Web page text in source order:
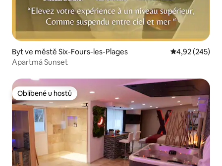
Byt ve městě Six-Fours-les-Plages Průměrné
4,92 (245)
Apartmá Sunset
Oblíbené u hostů
Oblíbené u hostů